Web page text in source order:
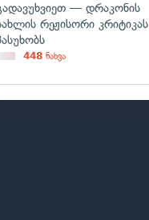
— დრაკონის
რეჟისორი კრიტიკას
448 ნახვა